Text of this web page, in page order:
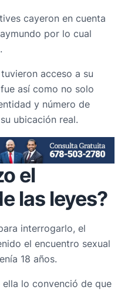
cayeron en cuenta
por lo cual
acceso a su
así como no solo
y número de
ubicación real.
el
las leyes?
interrogarlo, el
el encuentro sexual
18 años.
lo convenció de que